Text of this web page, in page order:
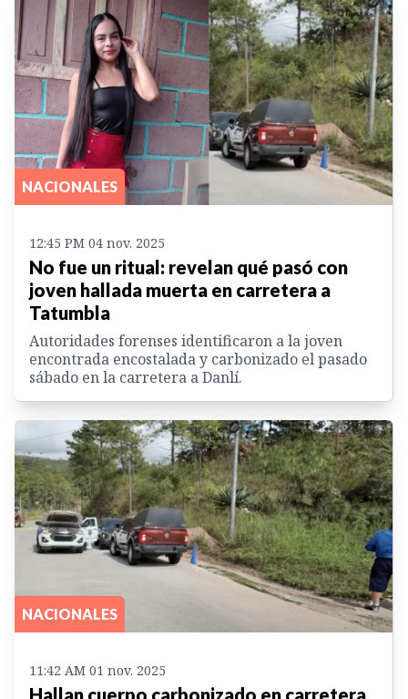
NACIONALES
12:45 PM 04 nov. 2025
No fue un ritual: revelan qué pasó con
joven hallada muerta en carretera a
Tatumbla
Autoridades forenses identificaron a la joven
encontrada encostalada y carbonizado el pasado
sábado en la carretera a Danlí.
NACIONALES
11:42 AM 01 nov. 2025